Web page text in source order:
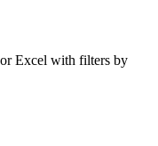
Excel with filters by